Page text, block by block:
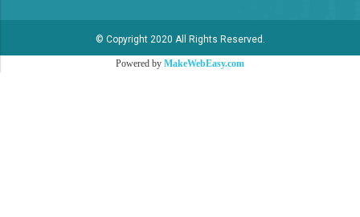
© Copyright 2020 All Rights Reserved.
Powered by MakeWebEasy.com